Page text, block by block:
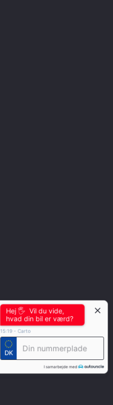
Hej 🖐 Vil du vide,
hvad din bil er værd?
15:19- Carto
DK
I samarbejde med